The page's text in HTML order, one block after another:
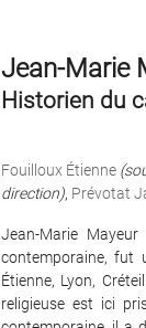
Jean-Marie
Historien du
Fouilloux Étienne
direction), Prévotat
Jean-Marie
contemporaine, fut
Étienne, Lyon,
religieuse est ici